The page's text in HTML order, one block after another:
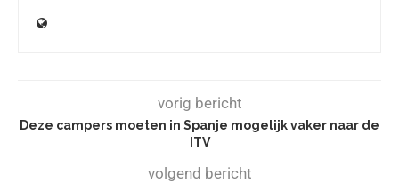
vorig bericht
Deze campers moeten in Spanje mogelijk vaker naar de
ITV
volgend bericht